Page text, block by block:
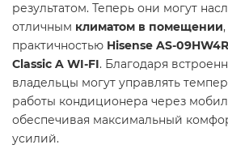
результатом. Теперь они могут
отличным климатом в помещении
практичностью Hisense AS-
Classic A WI-FI. Благодаря
владельцы могут управлять
работы кондиционера через
обеспечивая максимальный
усилий.